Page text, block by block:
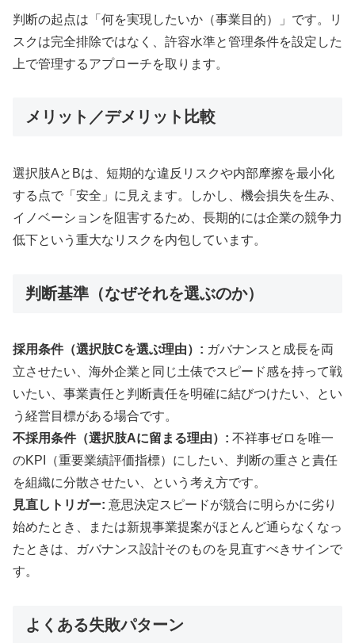
判断の起点は「何を実現したいか（事業目的）」です。リ
スクは完全排除ではなく、許容水準と管理条件を設定した
上で管理するアプローチを取ります。
メリット／デメリット比較
選択肢AとBは、短期的な違反リスクや内部摩擦を最小化
する点で「安全」に見えます。しかし、機会損失を生み、
イノベーションを阻害するため、長期的には企業の競争力
低下という重大なリスクを内包しています。
判断基準（なぜそれを選ぶのか）
採用条件（選択肢Cを選ぶ理由）: ガバナンスと成長を両
立させたい、海外企業と同じ土俵でスピード感を持って戦
いたい、事業責任と判断責任を明確に結びつけたい、とい
う経営目標がある場合です。
不採用条件（選択肢Aに留まる理由）: 不祥事ゼロを唯一
のKPI（重要業績評価指標）にしたい、判断の重さと責任
を組織に分散させたい、という考え方です。
見直しトリガー: 意思決定スピードが競合に明らかに劣り
始めたとき、または新規事業提案がほとんど通らなくなっ
たときは、ガバナンス設計そのものを見直すべきサインで
す。
よくある失敗パターン